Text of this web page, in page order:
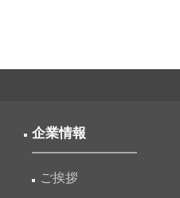
企業情報
ご挨拶